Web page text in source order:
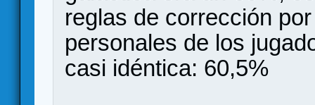
reglas de corrección
personales de los
casi idéntica: 60,5%